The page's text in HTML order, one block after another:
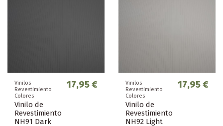
Vinilos
Revestimiento
Colores
Vinilo de
Revestimiento
NH91 Dark
17,95 €
Vinilos
Revestimiento
Colores
Vinilo de
Revestimiento
NH92 Light
17,95 €